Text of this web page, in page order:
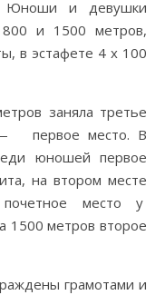
Юноши и девушки
и 1500 метров,
в эстафете 4 х 100
заняла третье
первое место. В
юношей первое
на втором месте
место у
1500 метров второе
грамотами и